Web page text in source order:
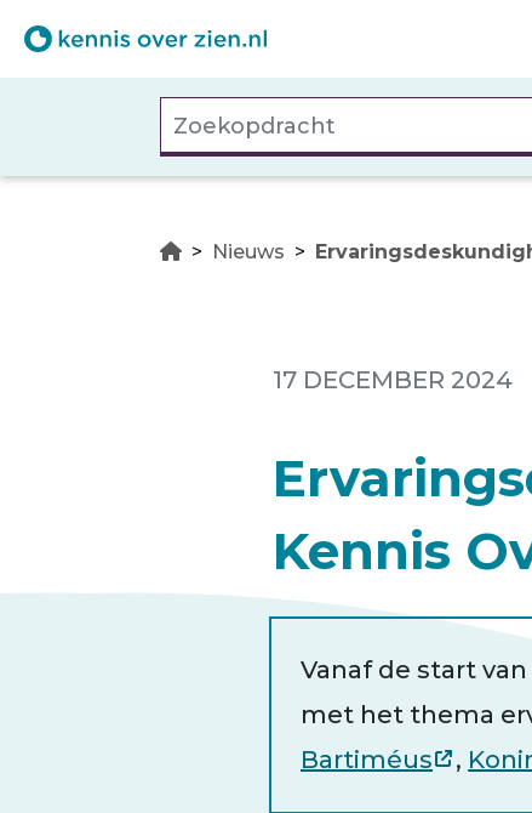
Overslaan
Zoekopdracht
Nieuws
17 DECEMBER 2024
Kennis
Vanaf de start
met het thema
Bartiméus
,